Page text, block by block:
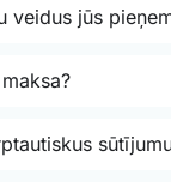
veidus jūs